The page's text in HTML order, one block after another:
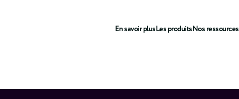
En savoir plusLes produitsNos ressources